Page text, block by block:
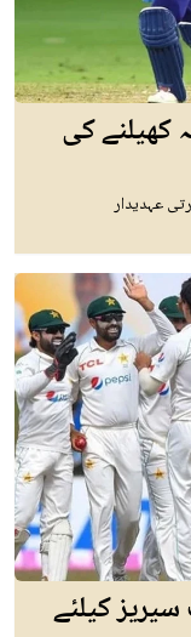
کھیلنے کی
عہدیدار
کیلئے